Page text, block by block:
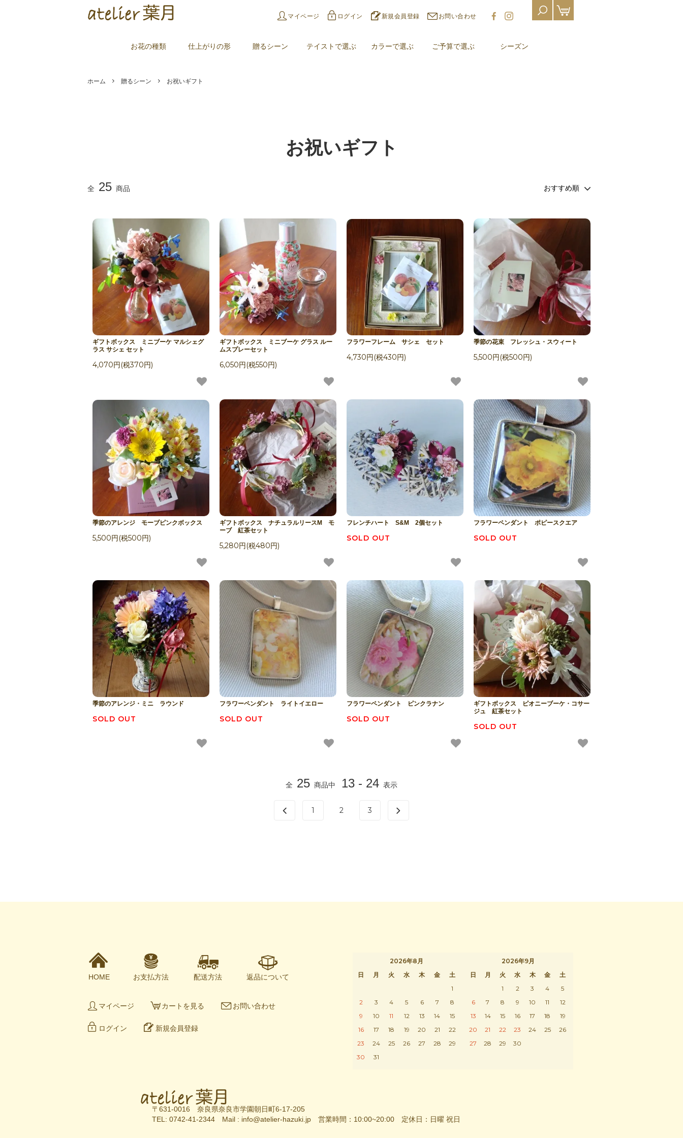
マイページ ログイン 新規会員登録 お問い合わせ
お花の種類 仕上がりの形 贈るシーン テイストで選ぶ カラーで選ぶ ご予算で選ぶ シーズン
ホーム 贈るシーン お祝いギフト
お祝いギフト
全 25 商品
ギフトボックス ミニブーケ マルシェグ
ラス サシェ セット
4,070円(税370円)
ギフトボックス ミニブーケ グラス ルー
ムスプレーセット
6,050円(税550円)
フラワーフレーム サシェ セット
4,730円(税430円)
季節の花束 フレッシュ・スウィート
5,500円(税500円)
季節のアレンジ モーブピンクボックス
5,500円(税500円)
ギフトボックス ナチュラルリースM モ
ーブ 紅茶セット
5,280円(税480円)
フレンチハート S&M 2個セット
SOLD OUT
フラワーペンダント ポピースクエア
SOLD OUT
季節のアレンジ・ミニ ラウンド
SOLD OUT
フラワーペンダント ライトイエロー
SOLD OUT
フラワーペンダント ピンクラナン
SOLD OUT
ギフトボックス ピオニーブーケ・コサー
ジュ 紅茶セット
SOLD OUT
全 25 商品中 13 - 24 表示
1 2 3
HOME お支払方法 配送方法 返品について
マイページ カートを見る お問い合わせ
ログイン 新規会員登録
2026年8月
日
月 火 水 木 金
土
1
2
3 4 5 6 7
8
9
10 11 12 13 14
15
16
17 18 19 20 21
22
23
24 25 26 27 28
29
30
31
2026年9月
日
月 火 水 木 金
土
1
2 3 4
5
6
7 8 9 10 11
12
13
14 15 16 17 18
19
20
21 22 23 24 25
26
27
28 29 30
〒631-0016 奈良県奈良市学園朝日町6-17-205
TEL: 0742-41-2344 Mail : info@atelier-hazuki.jp 営業時間：10:00~20:00 定休日：日曜 祝日